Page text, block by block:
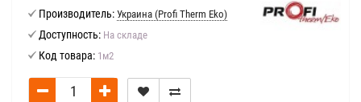
Производитель: Украина (Profi Therm Eko)
Доступность: На складе
Код товара: 1м2